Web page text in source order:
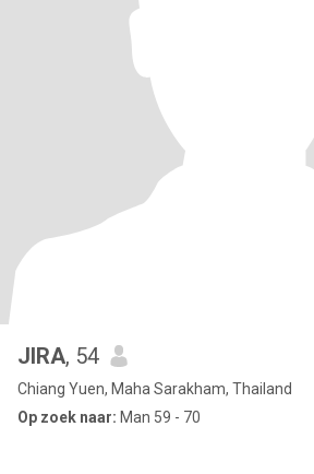
JIRA, 54
Chiang Yuen, Maha Sarakham, Thailand
Op zoek naar: Man 59 - 70